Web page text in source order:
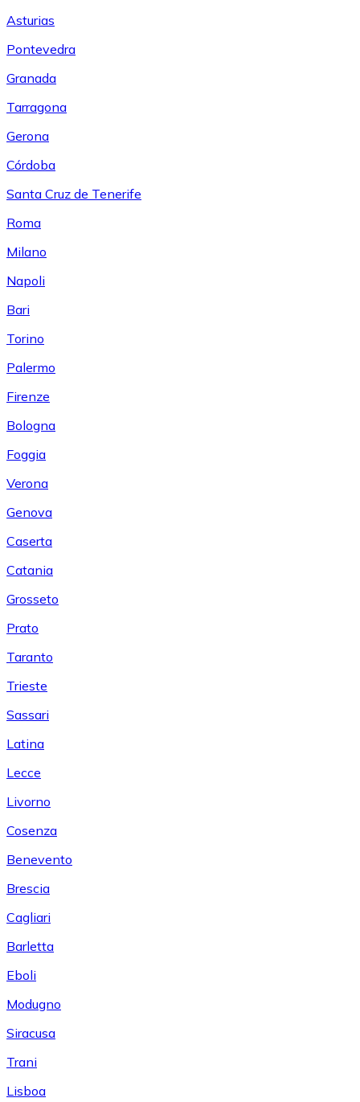
Asturias
Pontevedra
Granada
Tarragona
Gerona
Córdoba
Santa Cruz de Tenerife
Roma
Milano
Napoli
Bari
Torino
Palermo
Firenze
Bologna
Foggia
Verona
Genova
Caserta
Catania
Grosseto
Prato
Taranto
Trieste
Sassari
Latina
Lecce
Livorno
Cosenza
Benevento
Brescia
Cagliari
Barletta
Eboli
Modugno
Siracusa
Trani
Lisboa